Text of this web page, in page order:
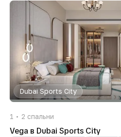
Dubai Sports City
1 2 спальни
Vega в Dubai Sports City